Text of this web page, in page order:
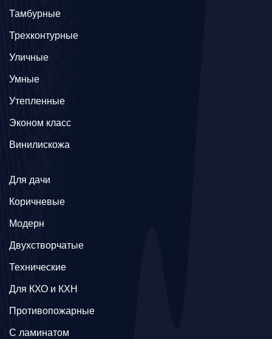
Тамбурные
Трехконтурные
Уличные
Умные
Утепленные
Эконом класс
Винилискожа
Для дачи
Коричневые
Модерн
Двухстворчатые
Технические
Для КХО и КХН
Противопожарные
С ламинатом